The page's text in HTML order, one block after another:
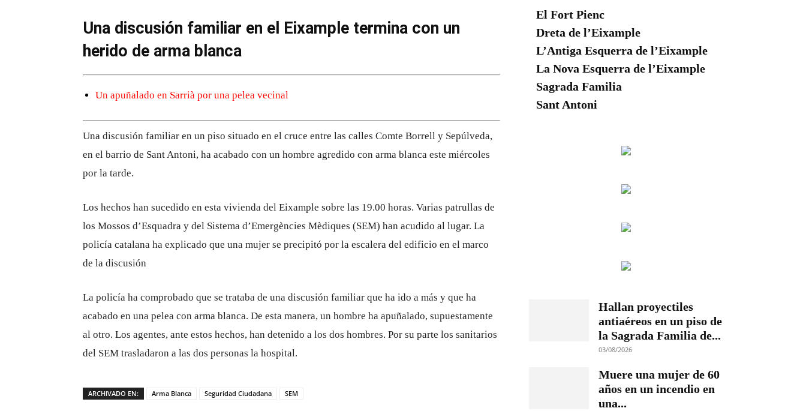
Una discusión familiar en el Eixample termina con un
herido de arma blanca
Un apuñalado en Sarrià por una pelea vecinal
Una discusión familiar en un piso situado en el cruce entre las calles Comte Borrell y Sepúlveda,
en el barrio de Sant Antoni, ha acabado con un hombre agredido con arma blanca este miércoles
por la tarde.
Los hechos han sucedido en esta vivienda del Eixample sobre las 19.00 horas. Varias patrullas de
los Mossos d’Esquadra y del Sistema d’Emergències Mèdiques (SEM) han acudido al lugar. La
policía catalana ha explicado que una mujer se precipitó por la escalera del edificio en el marco
de la discusión
La policía ha comprobado que se trataba de una discusión familiar que ha ido a más y que ha
acabado en una pelea con arma blanca. De esta manera, un hombre ha apuñalado, supuestamente
al otro. Los agentes, ante estos hechos, han detenido a los dos hombres. Por su parte los sanitarios
del SEM trasladaron a las dos personas la hospital.
ARCHIVADO EN: Arma Blanca Seguridad Ciudadana SEM
El Fort Pienc
Dreta de l’Eixample
L’Antiga Esquerra de l’Eixample
La Nova Esquerra de l’Eixample
Sagrada Familia
Sant Antoni
Hallan proyectiles
antiaéreos en un piso de
la Sagrada Familia de...
03/08/2026
Muere una mujer de 60
años en un incendio en
una...